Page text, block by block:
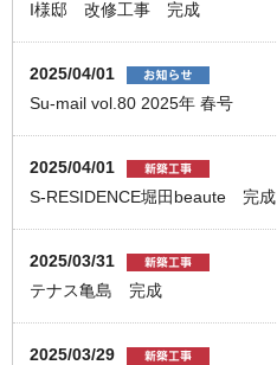
I様邸 改修工事 完成
2025/04/01
Su-mail vol.80 2025年 春号
2025/04/01
S-RESIDENCE堀田beaute 完成
2025/03/31
テナス亀島 完成
2025/03/29